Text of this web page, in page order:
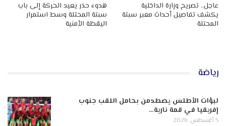
عاجل.. تصريح وزارة الداخلية
يكشف تفاصيل أحداث معبر سبتة
المحتلة
هدوء حذر يعيد الحركة إلى باب
سبتة المحتلة وسط استمرار
اليقظة الأمنية
رياضة
لبؤات الأطلس يصطدمن بحامل اللقب جنوب
إفريقيا في قمة نارية…
5 أغسطس, 2026